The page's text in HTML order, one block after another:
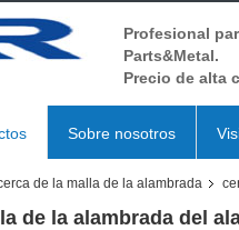
Profesional
Parts&Metal.
Precio de alta
Sobre nosotros
de la malla de la alambrada
de la alambrada del